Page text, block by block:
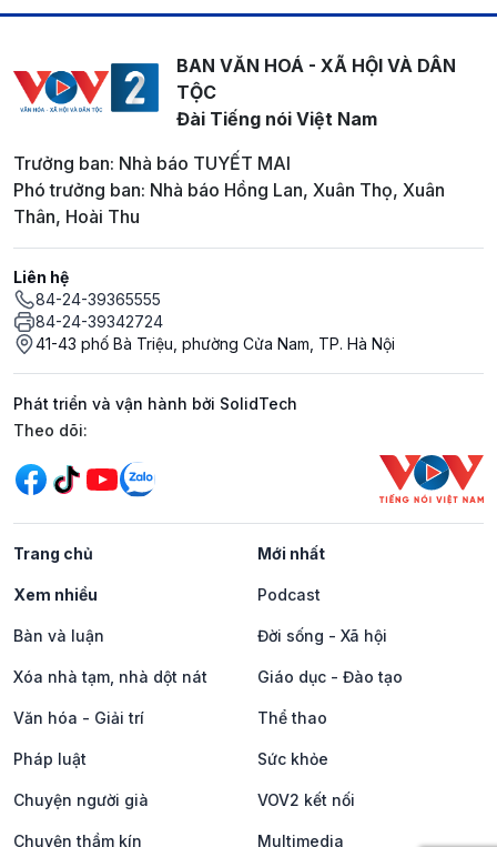
BAN VĂN HOÁ - XÃ HỘI VÀ DÂN
TỘC
Đài Tiếng nói Việt Nam
Trưởng ban: Nhà báo TUYẾT MAI
Phó trưởng ban: Nhà báo Hồng Lan, Xuân Thọ, Xuân
Thân, Hoài Thu
Liên hệ
84-24-39365555
84-24-39342724
41-43 phố Bà Triệu, phường Cửa Nam, TP. Hà Nội
Phát triển và vận hành bởi SolidTech
Mạng xã hội
Theo dõi:
Trang chủ Mới nhất
Xem nhiều Podcast
Bàn và luận Đời sống - Xã hội
Xóa nhà tạm, nhà dột nát Giáo dục - Đào tạo
Văn hóa - Giải trí Thể thao
Pháp luật Sức khỏe
Chuyện người già VOV2 kết nối
Chuyện thầm kín Multimedia